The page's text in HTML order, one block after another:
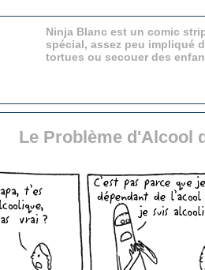
Ninja Blanc est un comic
spécial, assez peu impliqué
tortues ou secouer des
Le Problème d'Alcool